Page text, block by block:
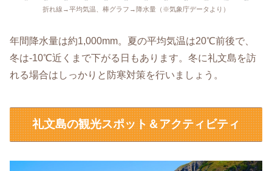
折れ線→平均気温、棒グラフ→降水量（※気象庁データより）
年間降水量は約1,000mm。夏の平均気温は20℃前後で、
冬は-10℃近くまで下がる日もあります。冬に礼文島を訪
れる場合はしっかりと防寒対策を行いましょう。
礼文島の観光スポット＆アクティビティ